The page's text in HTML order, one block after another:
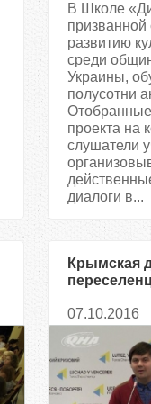
В Школе
призванной
развитию
среди
Украины,
полусотни
проекта на
слушатели
диалоги в...
Крымская
07.10.2016